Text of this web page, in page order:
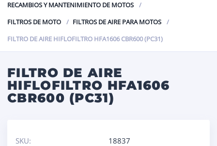
RECAMBIOS Y MANTENIMIENTO DE MOTOS
FILTROS DE MOTO
FILTROS DE AIRE PARA MOTOS
FILTRO DE AIRE HIFLOFILTRO HFA1606 CBR600 (PC31)
FILTRO DE AIRE
HIFLOFILTRO HFA1606
CBR600 (PC31)
SKU:
18837